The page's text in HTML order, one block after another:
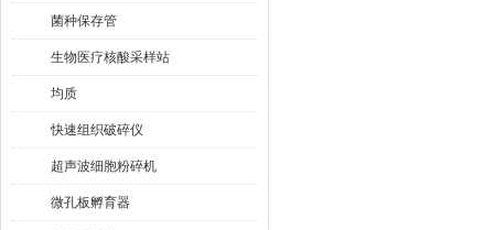
菌种保存管
生物医疗核酸采样站
均质
快速组织破碎仪
超声波细胞粉碎机
微孔板孵育器